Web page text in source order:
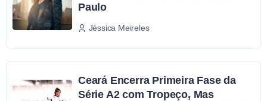
Paulo
Jéssica Meireles
Ceará Encerra Primeira Fase da
Série A2 com Tropeço, Mas